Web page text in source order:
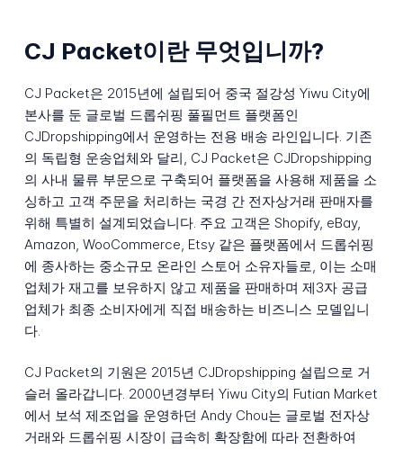
CJ Packet이란 무엇입니까?
CJ Packet은 2015년에 설립되어 중국 절강성 Yiwu City에
본사를 둔 글로벌 드롭쉬핑 풀필먼트 플랫폼인
CJDropshipping에서 운영하는 전용 배송 라인입니다. 기존
의 독립형 운송업체와 달리, CJ Packet은 CJDropshipping
의 사내 물류 부문으로 구축되어 플랫폼을 사용해 제품을 소
싱하고 고객 주문을 처리하는 국경 간 전자상거래 판매자를
위해 특별히 설계되었습니다. 주요 고객은 Shopify, eBay,
Amazon, WooCommerce, Etsy 같은 플랫폼에서 드롭쉬핑
에 종사하는 중소규모 온라인 스토어 소유자들로, 이는 소매
업체가 재고를 보유하지 않고 제품을 판매하며 제3자 공급
업체가 최종 소비자에게 직접 배송하는 비즈니스 모델입니
다.
CJ Packet의 기원은 2015년 CJDropshipping 설립으로 거
슬러 올라갑니다. 2000년경부터 Yiwu City의 Futian Market
에서 보석 제조업을 운영하던 Andy Chou는 글로벌 전자상
거래와 드롭쉬핑 시장이 급속히 확장함에 따라 전환하여